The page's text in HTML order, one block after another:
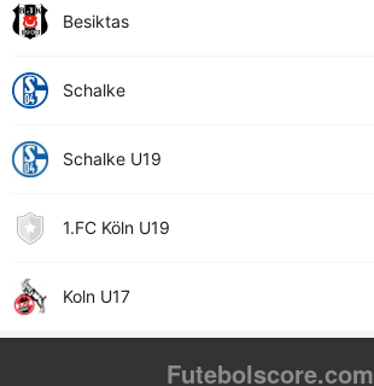
Besiktas
Schalke
Schalke U19
1.FC Köln U19
Koln U17
Futebolscore.com